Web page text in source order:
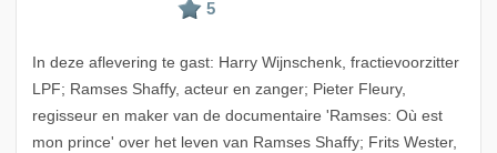
In deze aflevering te gast: Harry Wijnschenk, fractievoorzitter
LPF; Ramses Shaffy, acteur en zanger; Pieter Fleury,
regisseur en maker van de documentaire 'Ramses: Où est
mon prince' over het leven van Ramses Shaffy; Frits Wester,